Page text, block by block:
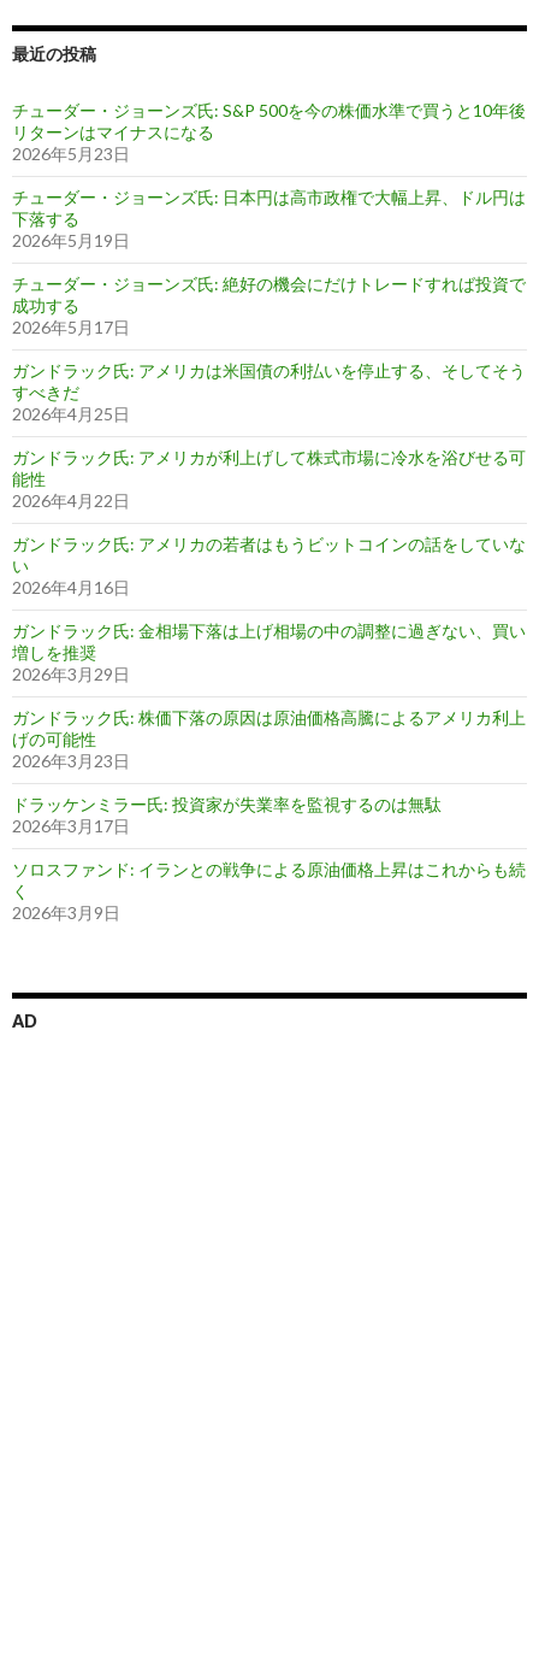
最近の投稿
チューダー・ジョーンズ氏: S&P 500を今の株価水準で買うと10年後
リターンはマイナスになる
2026年5月23日
チューダー・ジョーンズ氏: 日本円は高市政権で大幅上昇、ドル円は
下落する
2026年5月19日
チューダー・ジョーンズ氏: 絶好の機会にだけトレードすれば投資で
成功する
2026年5月17日
ガンドラック氏: アメリカは米国債の利払いを停止する、そしてそう
すべきだ
2026年4月25日
ガンドラック氏: アメリカが利上げして株式市場に冷水を浴びせる可
能性
2026年4月22日
ガンドラック氏: アメリカの若者はもうビットコインの話をしていな
い
2026年4月16日
ガンドラック氏: 金相場下落は上げ相場の中の調整に過ぎない、買い
増しを推奨
2026年3月29日
ガンドラック氏: 株価下落の原因は原油価格高騰によるアメリカ利上
げの可能性
2026年3月23日
ドラッケンミラー氏: 投資家が失業率を監視するのは無駄
2026年3月17日
ソロスファンド: イランとの戦争による原油価格上昇はこれからも続
く
2026年3月9日
AD